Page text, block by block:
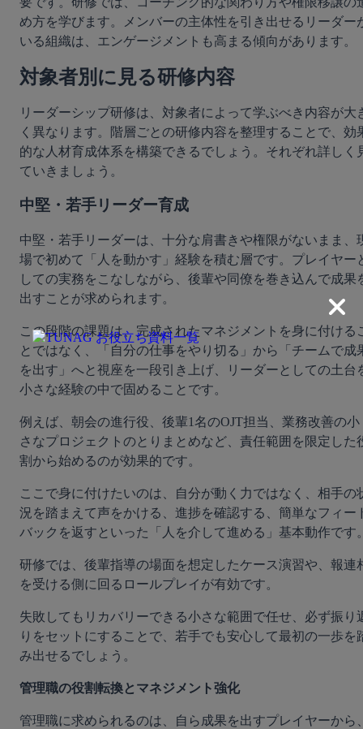
め方を学びます。メンバーの主体性を引き出せるリーダー
いる組織は、エンゲージメントも高まる傾向があります。
対象者別に見る研修内容
リーダーシップ研修は、対象者によって学ぶべき内容が大
く異なります。階層ごとの研修内容を整理することで、効
的な人材育成体系を構築できるでしょう。それぞれ詳しく
ていきましょう。
中堅・若手リーダー育成
中堅・若手リーダーは、十分な肩書きや権限がないまま、
場で初めて「人を動かす」経験を積む層です。プレイヤー
しての実務をこなしながら、後輩や同僚を巻き込んで成果
出すことが求められます。
この段階の課題は、完成されたマネジメントを身に付ける
とではなく、「自分の仕事をやり切る」から「チームで成
を出す」へと視座を一段引き上げ、リーダーとしての土台
小さな経験の中で固めることです。
例えば、朝会の進行役、後輩1名のOJT担当、業務改善の小
さなプロジェクトのとりまとめなど、責任範囲を限定した
割から始めるのが効果的です。
ここで身に付けたいのは、自分が動く力ではなく、相手の
況を踏まえて声をかける、進捗を確認する、簡単なフィー
バックを返すといった「人を介して進める」基本動作です
研修では、後輩指導の場面を想定したケース演習や、報連
を受ける側に回るロールプレイが有効です。
失敗してもリカバリーできる小さな範囲で任せ、必ず振り
りをセットにすることで、若手でも安心して最初の一歩を
み出せるでしょう。
管理職の役割転換とマネジメント強化
管理職に求められるのは、自ら成果を出すプレイヤーから